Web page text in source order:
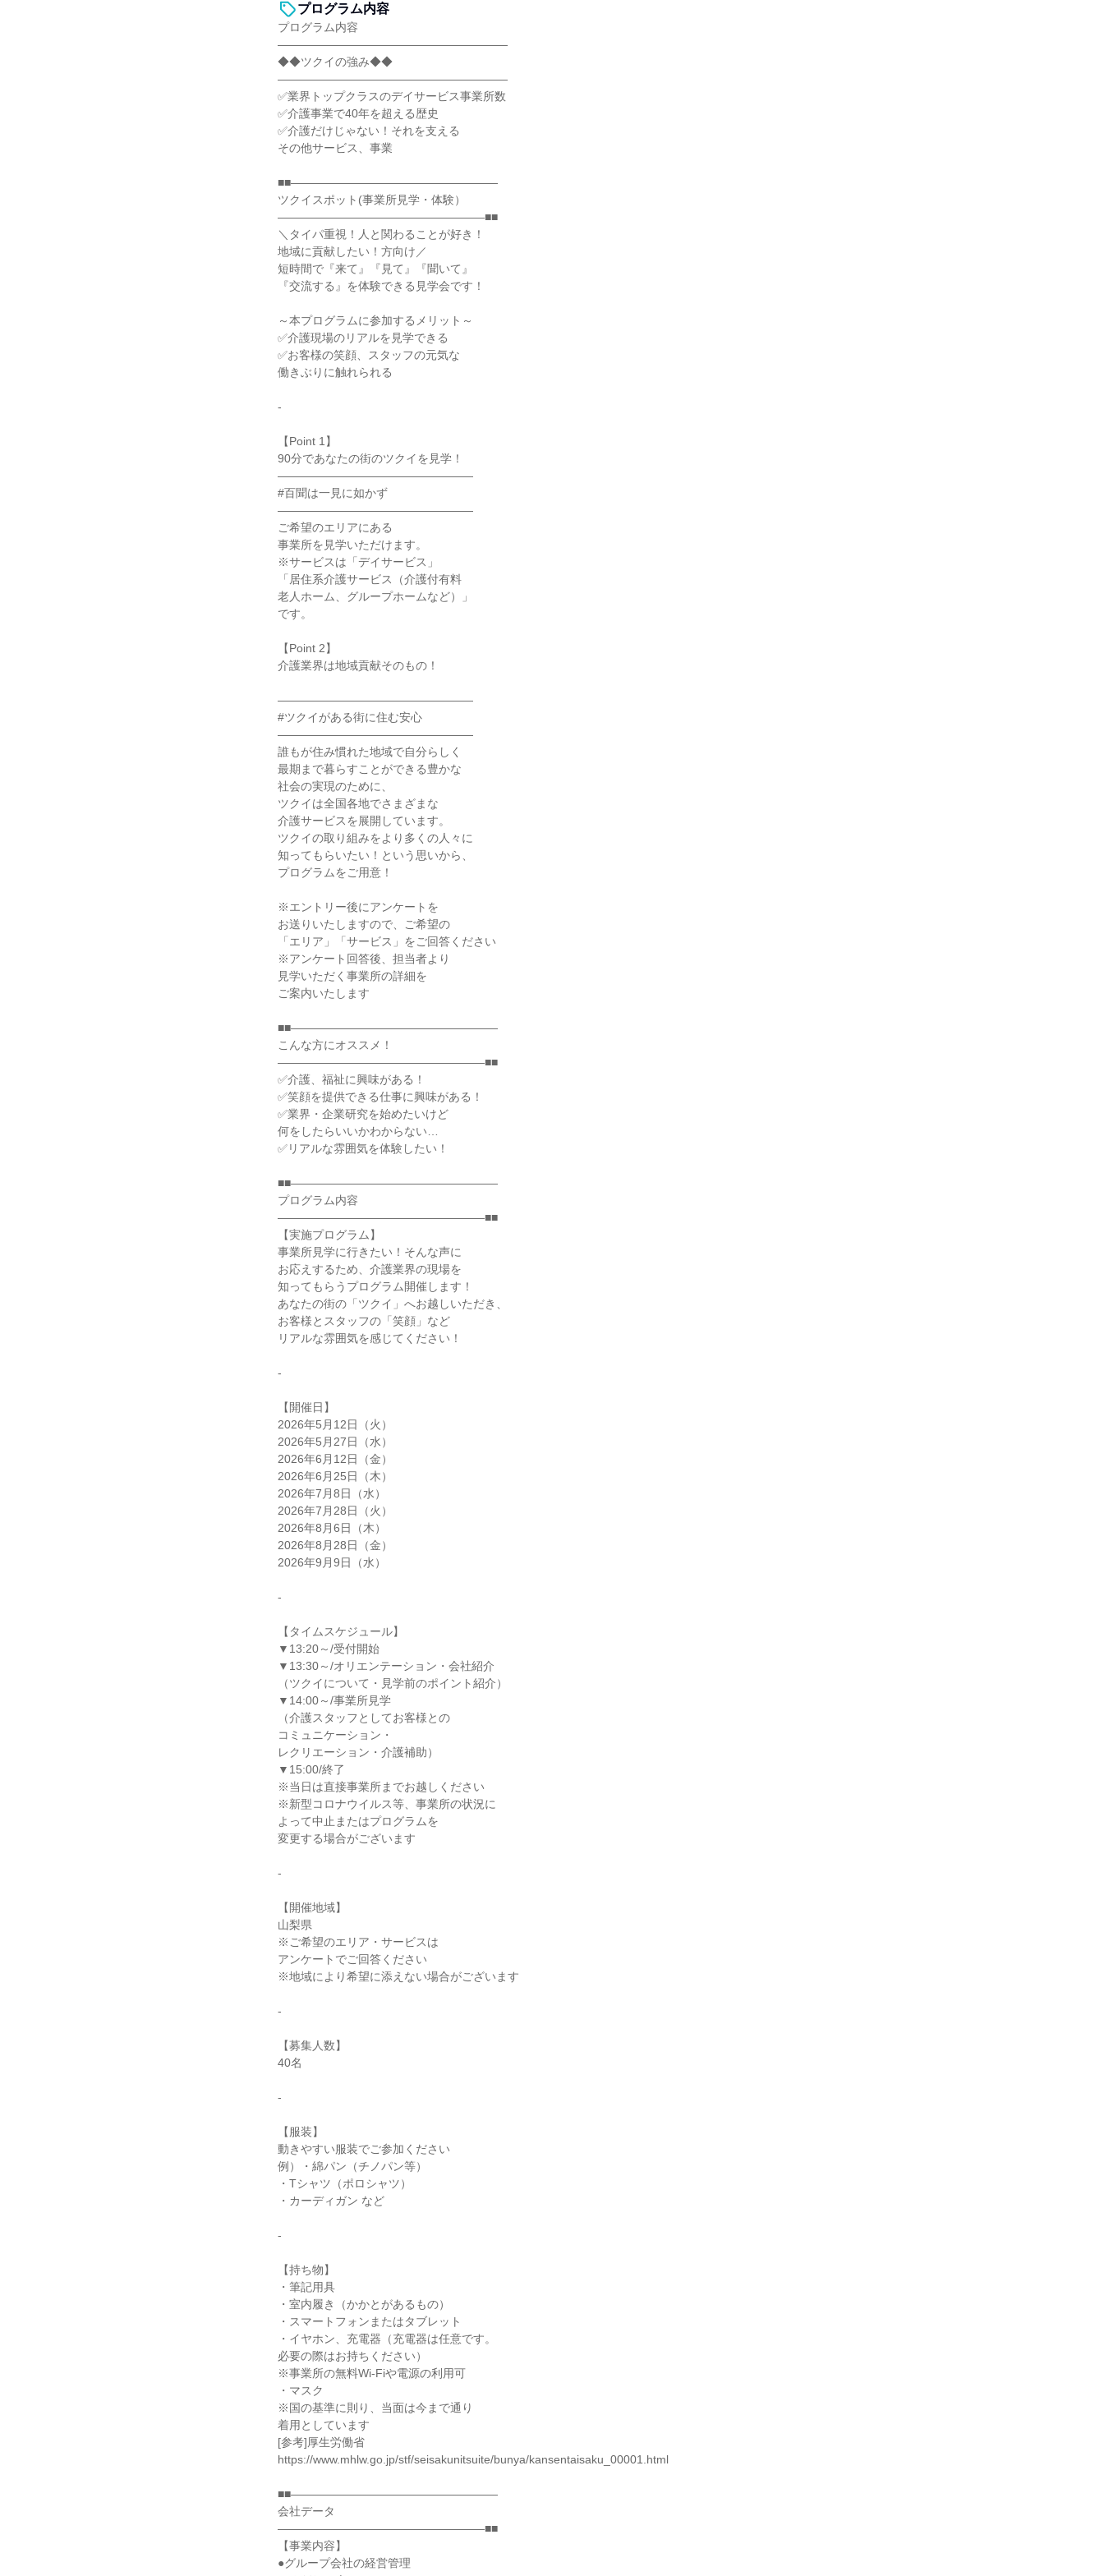
プログラム内容
プログラム内容
――――――――――――――――――――
◆◆ツクイの強み◆◆
――――――――――――――――――――
✅業界トップクラスのデイサービス事業所数
✅介護事業で40年を超える歴史
✅介護だけじゃない！それを支える
その他サービス、事業
■■――――――――――――――――――
ツクイスポット(事業所見学・体験）
――――――――――――――――――■■
＼タイパ重視！人と関わることが好き！
地域に貢献したい！方向け／
短時間で『来て』『見て』『聞いて』
『交流する』を体験できる見学会です！
～本プログラムに参加するメリット～
✅介護現場のリアルを見学できる
✅お客様の笑顔、スタッフの元気な
働きぶりに触れられる
-
【Point 1】
90分であなたの街のツクイを見学！
―――――――――――――――――
#百聞は一見に如かず
―――――――――――――――――
ご希望のエリアにある
事業所を見学いただけます。
※サービスは「デイサービス」
「居住系介護サービス（介護付有料
老人ホーム、グループホームなど）」
です。
【Point 2】
介護業界は地域貢献そのもの！
―――――――――――――――――
#ツクイがある街に住む安心
―――――――――――――――――
誰もが住み慣れた地域で自分らしく
最期まで暮らすことができる豊かな
社会の実現のために、
ツクイは全国各地でさまざまな
介護サービスを展開しています。
ツクイの取り組みをより多くの人々に
知ってもらいたい！という思いから、
プログラムをご用意！
※エントリー後にアンケートを
お送りいたしますので、ご希望の
「エリア」「サービス」をご回答ください
※アンケート回答後、担当者より
見学いただく事業所の詳細を
ご案内いたします
■■――――――――――――――――――
こんな方にオススメ！
――――――――――――――――――■■
✅介護、福祉に興味がある！
✅笑顔を提供できる仕事に興味がある！
✅業界・企業研究を始めたいけど
何をしたらいいかわからない…
✅リアルな雰囲気を体験したい！
■■――――――――――――――――――
プログラム内容
――――――――――――――――――■■
【実施プログラム】
事業所見学に行きたい！そんな声に
お応えするため、介護業界の現場を
知ってもらうプログラム開催します！
あなたの街の「ツクイ」へお越しいただき、
お客様とスタッフの「笑顔」など
リアルな雰囲気を感じてください！
-
【開催日】
2026年5月12日（火）
2026年5月27日（水）
2026年6月12日（金）
2026年6月25日（木）
2026年7月8日（水）
2026年7月28日（火）
2026年8月6日（木）
2026年8月28日（金）
2026年9月9日（水）
-
【タイムスケジュール】
▼13:20～/受付開始
▼13:30～/オリエンテーション・会社紹介
（ツクイについて・見学前のポイント紹介）
▼14:00～/事業所見学
（介護スタッフとしてお客様との
コミュニケーション・
レクリエーション・介護補助）
▼15:00/終了
※当日は直接事業所までお越しください
※新型コロナウイルス等、事業所の状況に
よって中止またはプログラムを
変更する場合がございます
-
【開催地域】
山梨県
※ご希望のエリア・サービスは
アンケートでご回答ください
※地域により希望に添えない場合がございます
-
【募集人数】
40名
-
【服装】
動きやすい服装でご参加ください
例）・綿パン（チノパン等）
・Tシャツ（ポロシャツ）
・カーディガン など
-
【持ち物】
・筆記用具
・室内履き（かかとがあるもの）
・スマートフォンまたはタブレット
・イヤホン、充電器（充電器は任意です。
必要の際はお持ちください）
※事業所の無料Wi-Fiや電源の利用可
・マスク
※国の基準に則り、当面は今まで通り
着用としています
[参考]厚生労働省
https://www.mhlw.go.jp/stf/seisakunitsuite/bunya/kansentaisaku_00001.html
■■――――――――――――――――――
会社データ
――――――――――――――――――■■
【事業内容】
●グループ会社の経営管理